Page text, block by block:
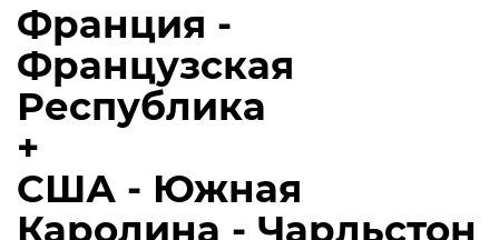
Франция -
Французская
Республика
+
США - Южная
Каролина - Чарльстон